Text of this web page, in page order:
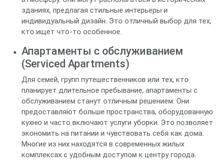
зданиях, предлагая стильные интерьеры и
индивидуальный дизайн. Это отличный выбор для тех,
кто ищет что-то особенное.
Апартаменты с обслуживанием
(Serviced Apartments)
Для семей, групп путешественников или тех, кто
планирует длительное пребывание, апартаменты с
обслуживанием станут отличным решением. Они
предоставляют больше пространства, оборудованную
кухню и часто включают услуги уборки. Это позволяет
экономить на питании и чувствовать себя как дома.
Многие из них находятся в современных жилых
комплексах с удобным доступом к центру города.